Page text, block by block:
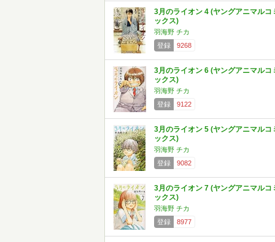
3月のライオン 4 (ヤングアニマルコ
ックス)
羽海野 チカ
登録
9268
3月のライオン 6 (ヤングアニマルコ
ックス)
羽海野 チカ
登録
9122
3月のライオン 5 (ヤングアニマルコ
ックス)
羽海野 チカ
登録
9082
3月のライオン 7 (ヤングアニマルコ
ックス)
羽海野 チカ
登録
8977